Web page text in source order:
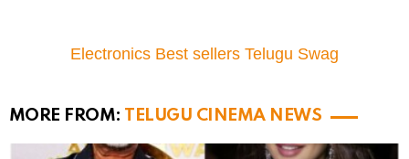
Electronics Best sellers Telugu Swag
MORE FROM: TELUGU CINEMA NEWS